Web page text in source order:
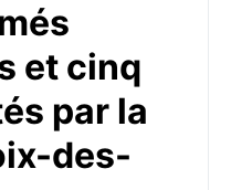
et cinq
par la
des-